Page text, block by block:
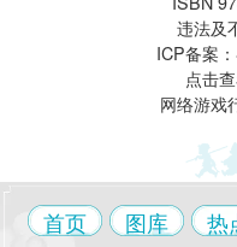
首页 图库 热
武神坛
帮派精英赛
违法及
ICP备案
点击
网络游戏